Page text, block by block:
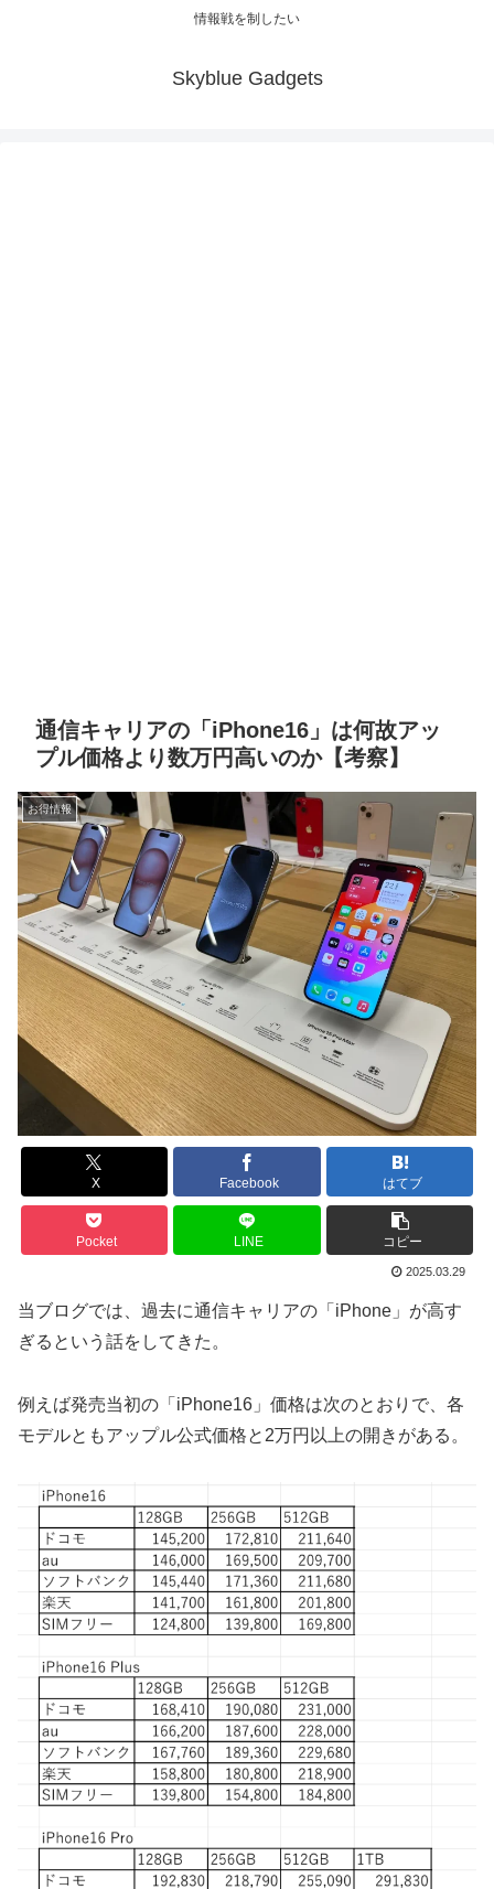
情報戦を制したい
Skyblue Gadgets
通信キャリアの「iPhone16」は何故アッ
プル価格より数万円高いのか【考察】
お得情報
X Facebook はてブ
Pocket LINE コピー
2025.03.29
当ブログでは、過去に通信キャリアの「iPhone」が高す
ぎるという話をしてきた。
例えば発売当初の「iPhone16」価格は次のとおりで、各
モデルともアップル公式価格と2万円以上の開きがある。